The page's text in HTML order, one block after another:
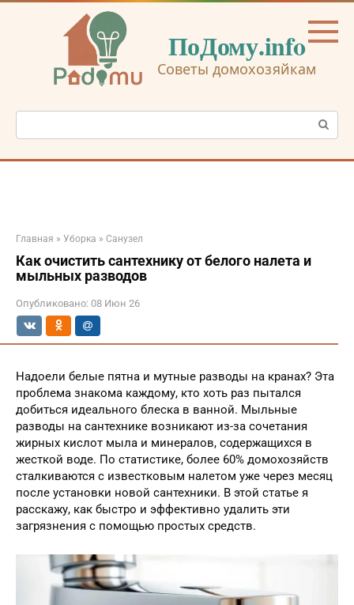
Перейти
ПоДому.info
Советы домохозяйкам
Поиск:
Главная » Уборка » Санузел
Как очистить сантехнику от белого налета и
мыльных разводов
Опубликовано: 08 Июн 26
Надоели белые пятна и мутные разводы на кранах? Эта
проблема знакома каждому, кто хоть раз пытался
добиться идеального блеска в ванной. Мыльные
разводы на сантехнике возникают из-за сочетания
жирных кислот мыла и минералов, содержащихся в
жесткой воде. По статистике, более 60% домохозяйств
сталкиваются с известковым налетом уже через месяц
после установки новой сантехники. В этой статье я
расскажу, как быстро и эффективно удалить эти
загрязнения с помощью простых средств.